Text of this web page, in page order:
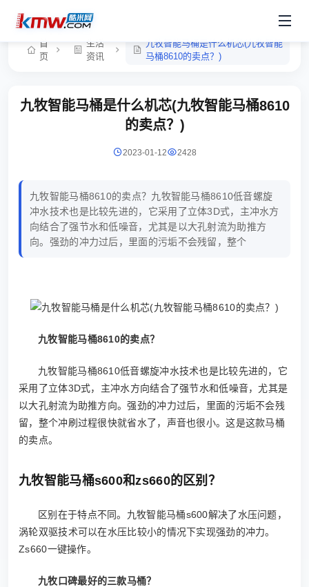
首
页
生活
资讯
九牧智能马桶是什么机芯(九牧智能
马桶8610的卖点？)
九牧智能马桶是什么机芯(九牧智能马桶8610
的卖点？)
2023-01-12 2428
九牧智能马桶8610的卖点？九牧智能马桶8610低音螺旋
冲水技术也是比较先进的，它采用了立体3D式，主冲水方
向结合了强节水和低噪音，尤其是以大孔射流为助推方
向。强劲的冲力过后，里面的污垢不会残留，整个
九牧智能马桶8610的卖点？
九牧智能马桶8610低音螺旋冲水技术也是比较先进的，它
采用了立体3D式，主冲水方向结合了强节水和低噪音，尤其是
以大孔射流为助推方向。强劲的冲力过后，里面的污垢不会残
留，整个冲刷过程很快就省水了，声音也很小。这是这款马桶
的卖点。
九牧智能马桶s600和zs660的区别？
区别在于特点不同。九牧智能马桶s600解决了水压问题，
涡轮双驱技术可以在水压比较小的情况下实现强劲的冲力。
Zs660一键操作。
九牧口碑最好的三款马桶？